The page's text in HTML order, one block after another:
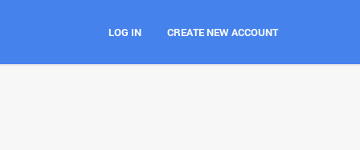
LOG IN CREATE NEW ACCOUNT